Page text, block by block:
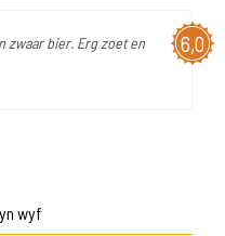
6,0
zwaar bier. Erg zoet en
wyf